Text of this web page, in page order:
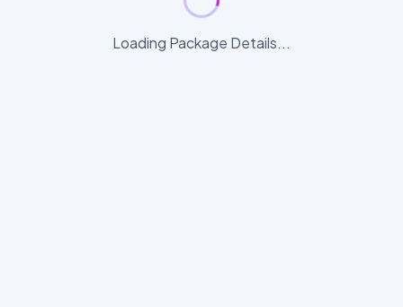
Loading Package Details...